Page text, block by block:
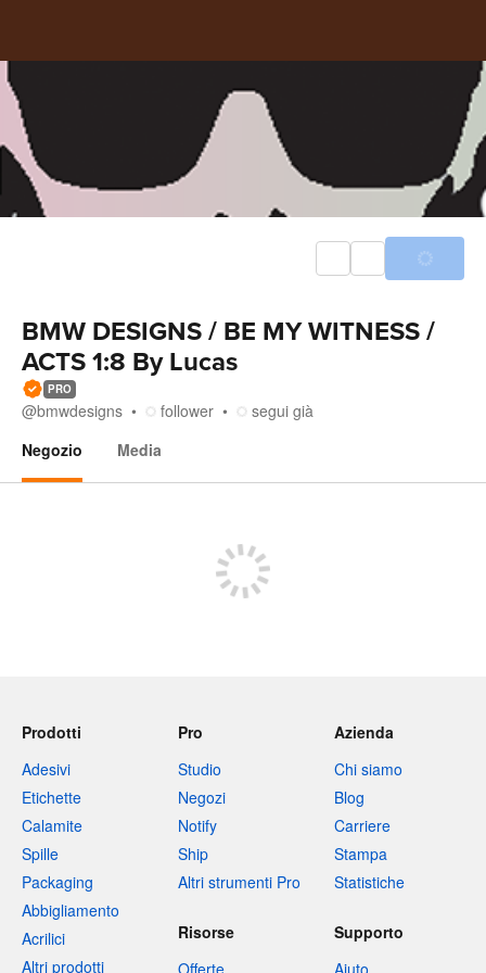
BMW DESIGNS / BE MY WITNESS /
ACTS 1:8 By Lucas
PRO
@bmwdesigns follower
segui già
Negozio
Media
Prodotti
Adesivi
Etichette
Calamite
Spille
Packaging
Abbigliamento
Acrilici
Altri prodotti
Pro
Studio
Negozi
Notify
Ship
Altri strumenti Pro
Azienda
Chi siamo
Blog
Carriere
Stampa
Statistiche
Risorse
Offerte
Supporto
Aiuto